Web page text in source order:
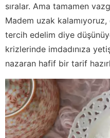
sıralar. Ama tamamen
Madem uzak kalamıyoruz,
tercih edelim diye
krizlerinde imdadınıza
nazaran hafif bir tarif